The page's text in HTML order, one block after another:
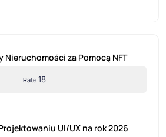
Nieruchomości za Pomocą NFT
Rate18
UI/UX na rok 2026